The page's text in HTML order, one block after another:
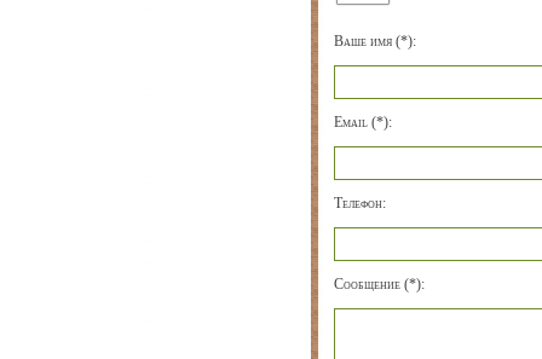
Ваше имя (*):
Email (*):
Телефон:
Сообщение (*):